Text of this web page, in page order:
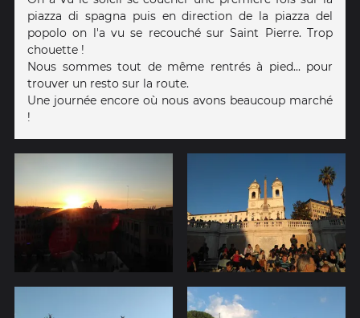
piazza di spagna puis en direction de la piazza del
popolo on l'a vu se recouché sur Saint Pierre. Trop
chouette !
Nous sommes tout de même rentrés à pied... pour
trouver un resto sur la route.
Une journée encore où nous avons beaucoup marché
!